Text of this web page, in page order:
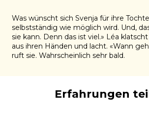
Was wünscht sich Svenja für ihre
selbstständig wie möglich wird. Und,
sie kann. Denn das ist viel.» Léa
aus ihren Händen und lacht. «Wann
ruft sie. Wahrscheinlich sehr bald.
Erfahrungen